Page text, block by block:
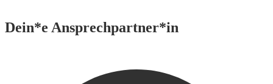
Dein*e Ansprechpartner*in